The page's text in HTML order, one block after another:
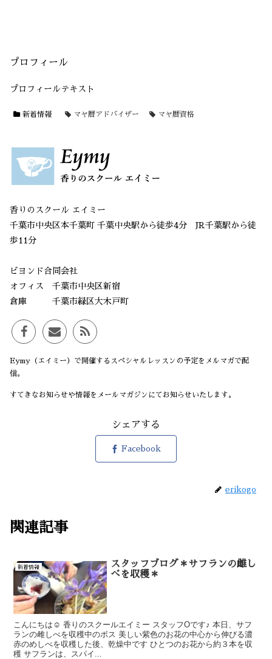
プロフィール
プロフィールテキスト
新着情報 マヤ暦アドバイザー マヤ暦資格
香りのスクール エイミー
千葉市中央区本千葉町 千葉中央駅から徒歩4分 JR千葉駅から徒
歩11分
ビヨンド合同会社
オフィス 千葉市中央区新宿
倉庫 千葉市緑区大木戸町
Eymy（エイミー）で開催するスペシャルレッスンの予定をメルマガで配
信。
すてきなお知らせや情報をメールマガジンにてお知らせいたします。
シェアする
Facebook
erikogo
関連記事
新着情報
スタッフブログ＊サフランの雌し
べを収穫＊
こんにちは☺ 香りのスクールエイミー スタッフOです♪ 本日、サフ
ランの雌しべを収穫中のボス 美しい紫色のお花の中心から伸びる濃
赤のめしべを収穫した後、乾燥中です ひとつのお花から約３本を収
穫 サフランは、スパイ...